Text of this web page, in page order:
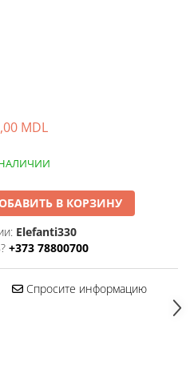
MDL
В КОРЗИНУ
Elefanti330
+373 78800700
Спросите информацию